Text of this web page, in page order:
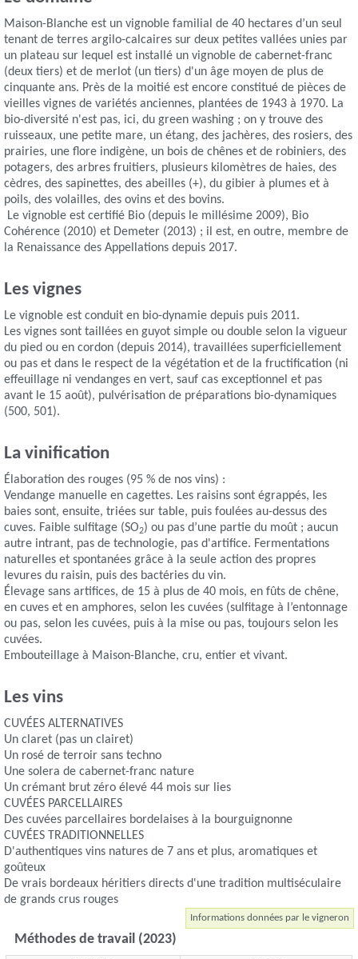
Maison-Blanche est un vignoble familial de 40 hectares d’un seul
tenant de terres argilo-calcaires sur deux petites vallées unies par
un plateau sur lequel est installé un vignoble de cabernet-franc
(deux tiers) et de merlot (un tiers) d'un âge moyen de plus de
cinquante ans. Près de la moitié est encore constitué de pièces de
vieilles vignes de variétés anciennes, plantées de 1943 à 1970. La
bio-diversité n'est pas, ici, du green washing ; on y trouve des
ruisseaux, une petite mare, un étang, des jachères, des rosiers, des
prairies, une flore indigène, un bois de chênes et de robiniers, des
potagers, des arbres fruitiers, plusieurs kilomètres de haies, des
cèdres, des sapinettes, des abeilles (+), du gibier à plumes et à
poils, des volailles, des ovins et des bovins.
Le vignoble est certifié Bio (depuis le millésime 2009), Bio
Cohérence (2010) et Demeter (2013) ; il est, en outre, membre de
la Renaissance des Appellations depuis 2017.
Les vignes
Le vignoble est conduit en bio-dynamie depuis puis 2011.
Les vignes sont taillées en guyot simple ou double selon la vigueur
du pied ou en cordon (depuis 2014), travaillées superficiellement
ou pas et dans le respect de la végétation et de la fructification (ni
effeuillage ni vendanges en vert, sauf cas exceptionnel et pas
avant le 15 août), pulvérisation de préparations bio-dynamiques
(500, 501).
La vinification
Élaboration des rouges (95 % de nos vins) :
Vendange manuelle en cagettes. Les raisins sont égrappés, les
baies sont, ensuite, triées sur table, puis foulées au-dessus des
cuves. Faible sulfitage (SO2) ou pas d’une partie du moût ; aucun
autre intrant, pas de technologie, pas d'artifice. Fermentations
naturelles et spontanées grâce à la seule action des propres
levures du raisin, puis des bactéries du vin.
Élevage sans artifices, de 15 à plus de 40 mois, en fûts de chêne,
en cuves et en amphores, selon les cuvées (sulfitage à l’entonnage
ou pas, selon les cuvées, puis à la mise ou pas, toujours selon les
cuvées.
Embouteillage à Maison-Blanche, cru, entier et vivant.
Les vins
CUVÉES ALTERNATIVES
Un claret (pas un clairet)
Un rosé de terroir sans techno
Une solera de cabernet-franc nature
Un crémant brut zéro élevé 44 mois sur lies
CUVÉES PARCELLAIRES
Des cuvées parcellaires bordelaises à la bourguignonne
CUVÉES TRADITIONNELLES
D'authentiques vins natures de 7 ans et plus, aromatiques et
goûteux
De vrais bordeaux héritiers directs d'une tradition multiséculaire
de grands crus rouges
Informations données par le vigneron
Méthodes de travail (2023)